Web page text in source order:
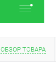
ОБЗОР ТОВАРА